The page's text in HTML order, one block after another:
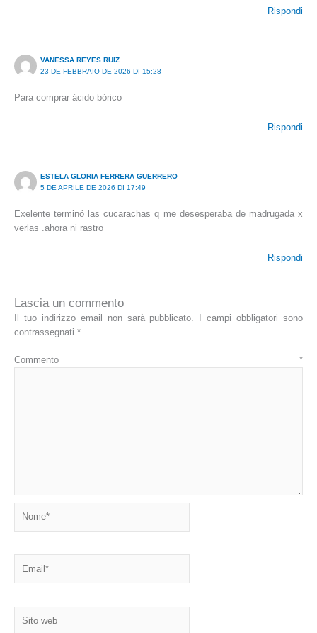
Rispondi
VANESSA REYES RUIZ
23 DE FEBBRAIO DE 2026 DI 15:28
Para comprar ácido bórico
Rispondi
ESTELA GLORIA FERRERA GUERRERO
5 DE APRILE DE 2026 DI 17:49
Exelente terminó las cucarachas q me desesperaba de madrugada x
verlas .ahora ni rastro
Rispondi
Lascia un commento
Il tuo indirizzo email non sarà pubblicato.
I campi obbligatori sono
contrassegnati *
Commento *
web